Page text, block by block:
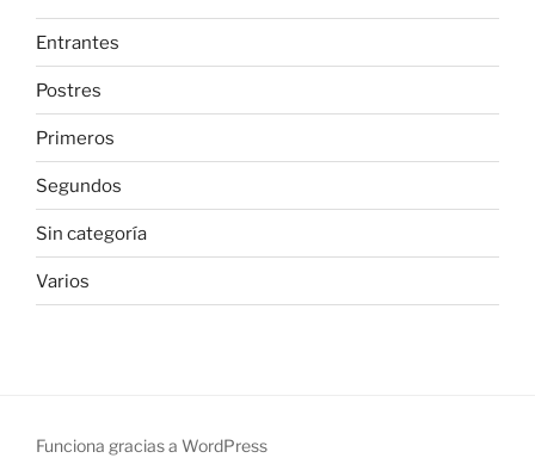
Entrantes
Postres
Primeros
Segundos
Sin categoría
Varios
Funciona gracias a WordPress